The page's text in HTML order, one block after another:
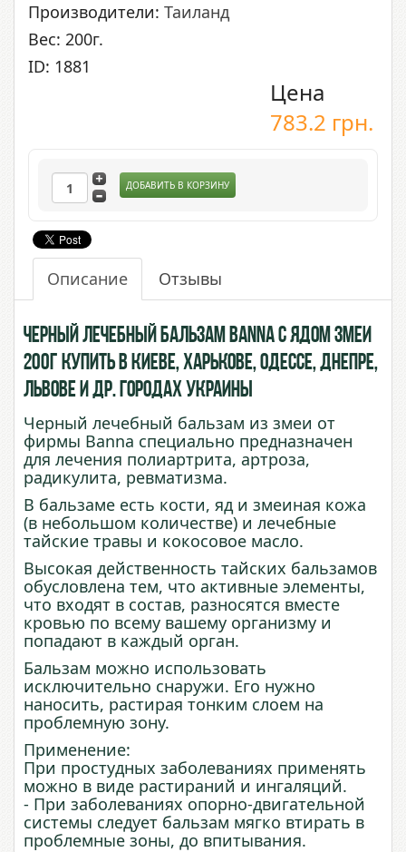
Производители: Таиланд
Вес: 200г.
ID: 1881
Цена
783.2 грн.
ДОБАВИТЬ В КОРЗИНУ
Описание Отзывы
Черный лечебный бальзам Banna с ядом Змеи
200г купить в Киеве, Харькове, Одессе, Днепре,
Львове и др. городах Украины
Черный лечебный бальзам из змеи от
фирмы Banna специально предназначен
для лечения полиартрита, артроза,
радикулита, ревматизма.
В бальзаме есть кости, яд и змеиная кожа
(в небольшом количестве) и лечебные
тайские травы и кокосовое масло.
Высокая действенность тайских бальзамов
обусловлена тем, что активные элементы,
что входят в состав, разносятся вместе
кровью по всему вашему организму и
попадают в каждый орган.
Бальзам можно использовать
исключительно снаружи. Его нужно
наносить, растирая тонким слоем на
проблемную зону.
Применение:
При простудных заболеваниях применять
можно в виде растираний и ингаляций.
- При заболеваниях опорно-двигательной
системы следует бальзам мягко втирать в
проблемные зоны, до впитывания.